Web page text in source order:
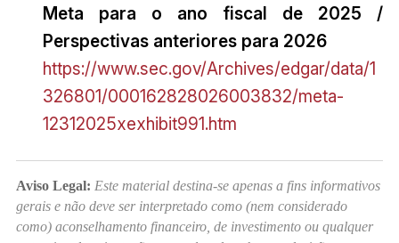
Meta para o ano fiscal de 2025 /
Perspectivas anteriores para 2026
https://www.sec.gov/Archives/edgar/data/1
326801/000162828026003832/meta-
12312025xexhibit991.htm
Aviso Legal: Este material destina-se apenas a fins informativos
gerais e não deve ser interpretado como (nem considerado
como) aconselhamento financeiro, de investimento ou qualquer